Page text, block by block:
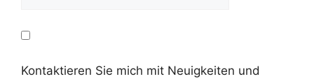
Kontaktieren Sie mich mit Neuigkeiten und